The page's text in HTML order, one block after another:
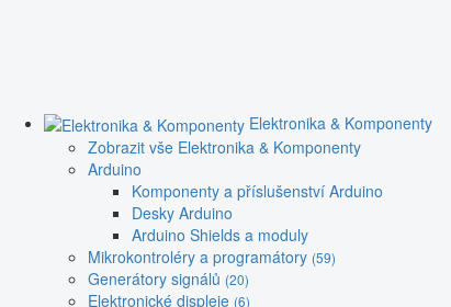
Elektronika & Komponenty
Zobrazit vše Elektronika & Komponenty
Arduino
Komponenty a příslušenství Arduino
Desky Arduino
Arduino Shields a moduly
Mikrokontroléry a programátory (59)
Generátory signálů (20)
Elektronické displeje (6)